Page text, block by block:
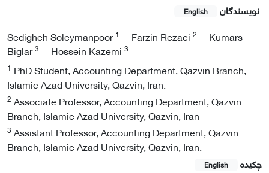
نویسندگان English
Sedigheh Soleymanpoor1 Farzin Rezaei 2
Kumars
Biglar3 Hossein Kazemi 3
1 PhD Student, Accounting Department, Qazvin Branch,
Islamic Azad University, Qazvin, Iran.
2 Associate Professor, Accounting Department, Qazvin
Branch, Islamic Azad University, Qazvin, Iran
3 Assistant Professor, Accounting Department, Qazvin
Branch, Islamic Azad University, Qazvin, Iran.
چکیده
English